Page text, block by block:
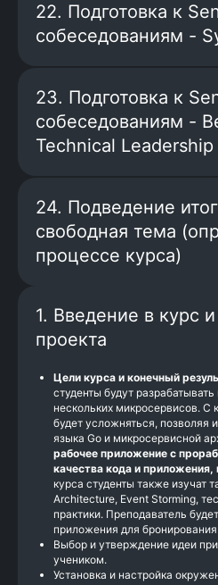
22. Подготовка к
собеседованиям -
23. Подготовка к
собеседованиям -
Technical Leadership
24. Подведение
свободная тема
процессе курса)
1. Введение в курс
проекта
Цели курса и конечный
студенты будут
нескольких микросервисов. С
будет усложняться, позволяя
языка Go и микросервисной
рабочее приложение с
качества кода и
курса студенты также изучат
Architecture, Event Storming,
практики. Преподаватель
приложения для
Выбор и утверждение идеи
учеником.
Установка и настройка
Отработаешь mock-
потренируешься на вопросах
уровня Senior и разберёшь,
Пройдёшь симуляции:
поучаствуешь в дизайн-
пост-мортемах и нагрузочном
тестировании
продукт:
создашь реальный
с мониторингом и observability
Освоишь LLM-практики:
научишься использовать ИИ
чтобы ускорять рост, а не